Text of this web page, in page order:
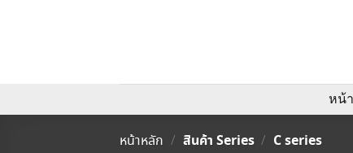
หน้
หน้าหลัก / สินค้า Series / C series